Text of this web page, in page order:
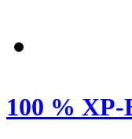
100 % XP-